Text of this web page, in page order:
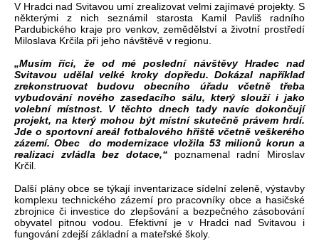
V Hradci nad Svitavou umí zrealizovat velmi zajímavé projekty. S
některými z nich seznámil starosta Kamil Pavliš radního
Pardubického kraje pro venkov, zemědělství a životní prostředí
Miloslava Krčila při jeho návštěvě v regionu.
„Musím říci, že od mé poslední návštěvy Hradec nad
Svitavou udělal velké kroky dopředu. Dokázal například
zrekonstruovat budovu obecního úřadu včetně třeba
vybudování nového zasedacího sálu, který slouží i jako
volební místnost. V těchto dnech tady navíc dokončují
projekt, na který mohou být místní skutečně právem hrdí.
Jde o sportovní areál fotbalového hřiště včetně veškerého
zázemí. Obec do modernizace vložila 53 milionů korun a
realizaci zvládla bez dotace,“ poznamenal radní Miroslav
Krčil.
Další plány obce se týkají inventarizace sídelní zeleně, výstavby
komplexu technického zázemí pro pracovníky obce a hasičské
zbrojnice či investice do zlepšování a bezpečného zásobování
obyvatel pitnou vodou. Efektivní je v Hradci nad Svitavou i
fungování zdejší základní a mateřské školy.